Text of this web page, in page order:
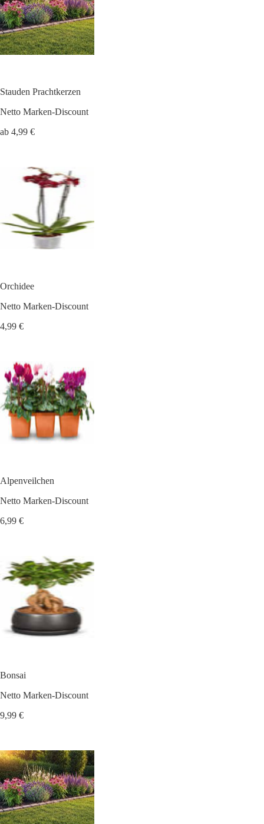
Stauden Prachtkerzen
Netto Marken-Discount
ab 4,99 €
Orchidee
Netto Marken-Discount
4,99 €
Alpenveilchen
Netto Marken-Discount
6,99 €
Bonsai
Netto Marken-Discount
9,99 €